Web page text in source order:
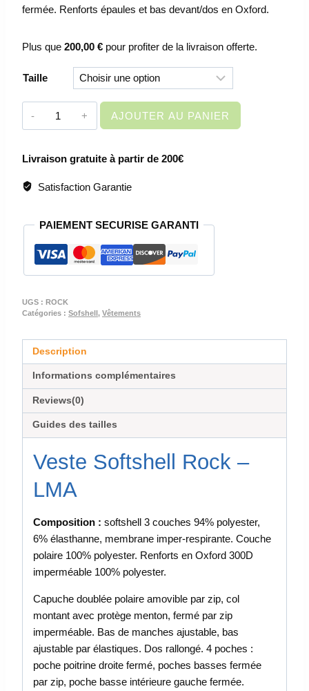
fermée. Renforts épaules et bas devant/dos en Oxford.
Plus que 200,00 € pour profiter de la livraison offerte.
Taille
quantité
DE
-
SOFTSHELL
-
ROCK
AJOUTER AU PANIER
Livraison gratuite à partir de 200€
Satisfaction Garantie
PAIEMENT SECURISE GARANTI
UGS : ROCK
Catégories : Sofshell, Vêtements
Description
Informations complémentaires
Reviews(0)
Guides des tailles
Veste Softshell Rock –
LMA
Composition : softshell 3 couches 94% polyester,
6% élasthanne, membrane imper-respirante. Couche
polaire 100% polyester. Renforts en Oxford 300D
imperméable 100% polyester.
Capuche doublée polaire amovible par zip, col
montant avec protège menton, fermé par zip
imperméable. Bas de manches ajustable, bas
ajustable par élastiques. Dos rallongé. 4 poches :
poche poitrine droite fermé, poches basses fermée
par zip, poche basse intérieure gauche fermée.